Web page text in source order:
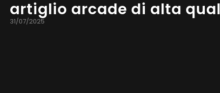
artiglio arcade di alta
31/07/2025